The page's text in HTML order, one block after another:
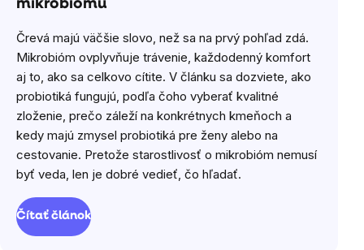
mikrobiómu
Črevá majú väčšie slovo, než sa na prvý pohľad zdá.
Mikrobióm ovplyvňuje trávenie, každodenný komfort
aj to, ako sa celkovo cítite. V článku sa dozviete, ako
probiotiká fungujú, podľa čoho vyberať kvalitné
zloženie, prečo záleží na konkrétnych kmeňoch a
kedy majú zmysel probiotiká pre ženy alebo na
cestovanie. Pretože starostlivosť o mikrobióm nemusí
byť veda, len je dobré vedieť, čo hľadať.
Čítať článok